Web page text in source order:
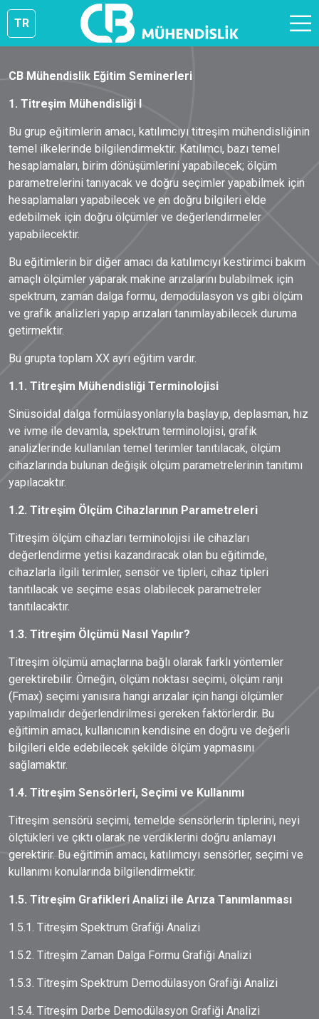
TR
CB Mühendislik Eğitim Seminerleri
1. Titreşim Mühendisliği I
Bu grup eğitimlerin amacı, katılımcıyı titreşim mühendisliğinin
temel ilkelerinde bilgilendirmektir. Katılımcı, bazı temel
hesaplamaları, birim dönüşümlerini yapabilecek; ölçüm
parametrelerini tanıyacak ve doğru seçimler yapabilmek için
hesaplamaları yapabilecek ve en doğru bilgileri elde
edebilmek için doğru ölçümler ve değerlendirmeler
yapabilecektir.
Bu eğitimlerin bir diğer amacı da katılımcıyı kestirimci bakım
amaçlı ölçümler yaparak makine arızalarını bulabilmek için
spektrum, zaman dalga formu, demodülasyon vs gibi ölçüm
ve grafik analizleri yapıp arızaları tanımlayabilecek duruma
getirmektir.
Bu grupta toplam XX ayrı eğitim vardır.
1.1. Titreşim Mühendisliği Terminolojisi
Sinüsoidal dalga formülasyonlarıyla başlayıp, deplasman, hız
ve ivme ile devamla, spektrum terminolojisi, grafik
analizlerinde kullanılan temel terimler tanıtılacak, ölçüm
cihazlarında bulunan değişik ölçüm parametrelerinin tanıtımı
yapılacaktır.
1.2. Titreşim Ölçüm Cihazlarının Parametreleri
Titreşim ölçüm cihazları terminolojisi ile cihazları
değerlendirme yetisi kazandıracak olan bu eğitimde,
cihazlarla ilgili terimler, sensör ve tipleri, cihaz tipleri
tanıtılacak ve seçime esas olabilecek parametreler
tanıtılacaktır.
1.3. Titreşim Ölçümü Nasıl Yapılır?
Titreşim ölçümü amaçlarına bağlı olarak farklı yöntemler
gerektirebilir. Örneğin, ölçüm noktası seçimi, ölçüm ranjı
(Fmax) seçimi yanısıra hangi arızalar için hangi ölçümler
yapılmalıdır değerlendirilmesi gereken faktörlerdir. Bu
eğitimin amacı, kullanıcının kendisine en doğru ve değerli
bilgileri elde edebilecek şekilde ölçüm yapmasını
sağlamaktır.
1.4. Titreşim Sensörleri, Seçimi ve Kullanımı
Titreşim sensörü seçimi, temelde sensörlerin tiplerini, neyi
ölçtükleri ve çıktı olarak ne verdiklerini doğru anlamayı
gerektirir. Bu eğitimin amacı, katılımcıyı sensörler, seçimi ve
kullanımı konularında bilgilendirmektir.
1.5. Titreşim Grafikleri Analizi ile Arıza Tanımlanması
1.5.1. Titreşim Spektrum Grafiği Analizi
1.5.2. Titreşim Zaman Dalga Formu Grafiği Analizi
1.5.3. Titreşim Spektrum Demodülasyon Grafiği Analizi
1.5.4. Titreşim Darbe Demodülasyon Grafiği Analizi